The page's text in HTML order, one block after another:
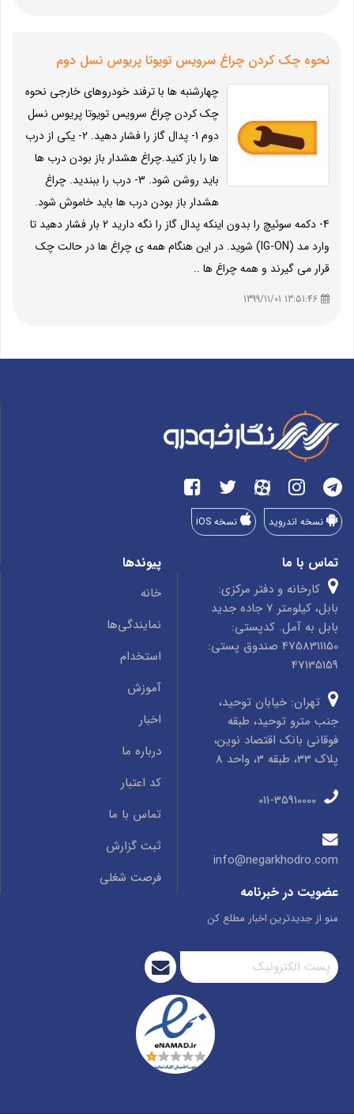
نحوه چک کردن چراغ سرویس تویوتا پریوس نسل دوم
چهارشنبه ها با ترفند خودروهای خارجی نحوه
چک کردن چراغ سرویس تویوتا پریوس نسل
دوم 1- پدال گاز را فشار دهید. 2- یکی از درب
ها را باز کنید.چراغ هشدار باز بودن درب ها
باید روشن شود. 3- درب را ببندید. چراغ
هشدار باز بودن درب ها باید خاموش شود.
4- دکمه سوئیچ را بدون اینکه پدال گاز را نگه دارید 2 بار فشار دهید تا
وارد مد (IG-ON) شوید. در این هنگام همه ی چراغ ها در حالت چک
قرار می گیرند و همه چراغ ها ..
نسخه اندروید نسخه iOS
تماس با ما
کارخانه و دفتر مرکزی:
بابل، کیلومتر 7 جاده جدید
بابل به آمل. کدپستی:
4758311150 صندوق پستی:
47135159
تهران: خیابان توحید،
جنب مترو توحید، طبقه
فوقانی بانک اقتصاد نوین،
پلاک 33، طبقه 3، واحد 8
info@negarkhodro.com
پیوندها
خانه
نمایندگی‌ها
استخدام
آموزش
اخبار
درباره ما
کد اعتبار
تماس با ما
ثبت گزارش
فرصت شغلی
عضویت در خبرنامه
منو از جدیدترین اخبار مطلع کن